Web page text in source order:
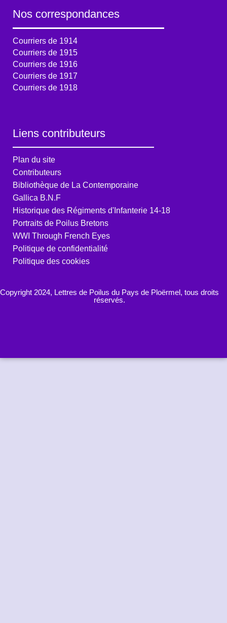
Nos correspondances
Courriers de 1914
Courriers de 1915
Courriers de 1916
Courriers de 1917
Courriers de 1918
Liens contributeurs
Plan du site
Contributeurs
Bibliothèque de La Contemporaine
Gallica B.N.F
Historique des Régiments d'Infanterie 14-18
Portraits de Poilus Bretons
WWI Through French Eyes
Politique de confidentialité
Politique des cookies
Copyright 2024, Lettres de Poilus du Pays de Ploërmel, tous droits
réservés.